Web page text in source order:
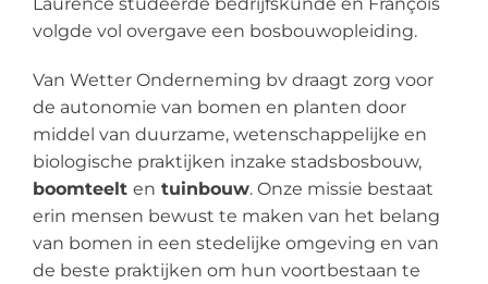
volgde vol overgave een bosbouwopleiding.
Van Wetter Onderneming bv draagt zorg voor
de autonomie van bomen en planten door
middel van duurzame, wetenschappelijke en
biologische praktijken inzake stadsbosbouw,
boomteelt en tuinbouw. Onze missie bestaat
erin mensen bewust te maken van het belang
van bomen in een stedelijke omgeving en van
de beste praktijken om hun voortbestaan te